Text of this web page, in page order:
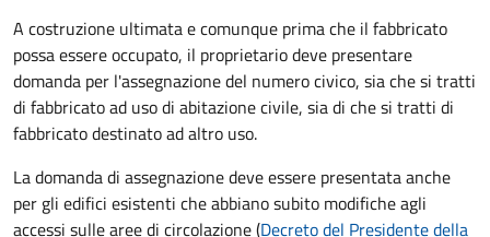
A costruzione ultimata e comunque prima che il fabbricato
possa essere occupato, il proprietario deve presentare
domanda per l'assegnazione del numero civico, sia che si tratti
di fabbricato ad uso di abitazione civile, sia di che si tratti di
fabbricato destinato ad altro uso.
La domanda di assegnazione deve essere presentata anche
per gli edifici esistenti che abbiano subito modifiche agli
accessi sulle aree di circolazione (Decreto del Presidente della